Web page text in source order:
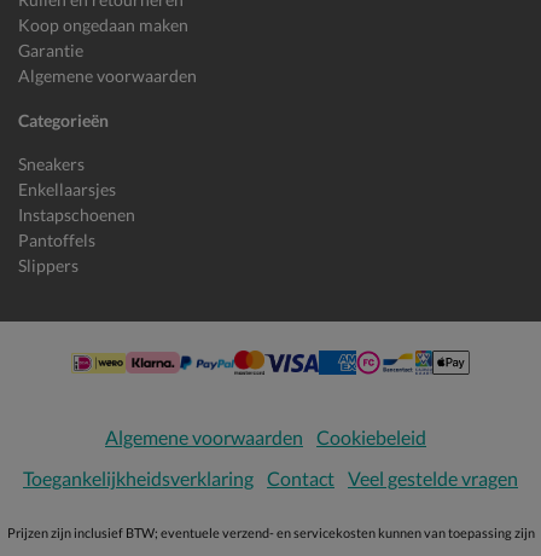
Koop ongedaan maken
Garantie
Algemene voorwaarden
Categorieën
Sneakers
Enkellaarsjes
Instapschoenen
Pantoffels
Slippers
Algemene voorwaarden
Cookiebeleid
Toegankelijkheidsverklaring Contact Veel gestelde vragen
Prijzen zijn inclusief BTW; eventuele verzend- en servicekosten kunnen van toepassing zijn